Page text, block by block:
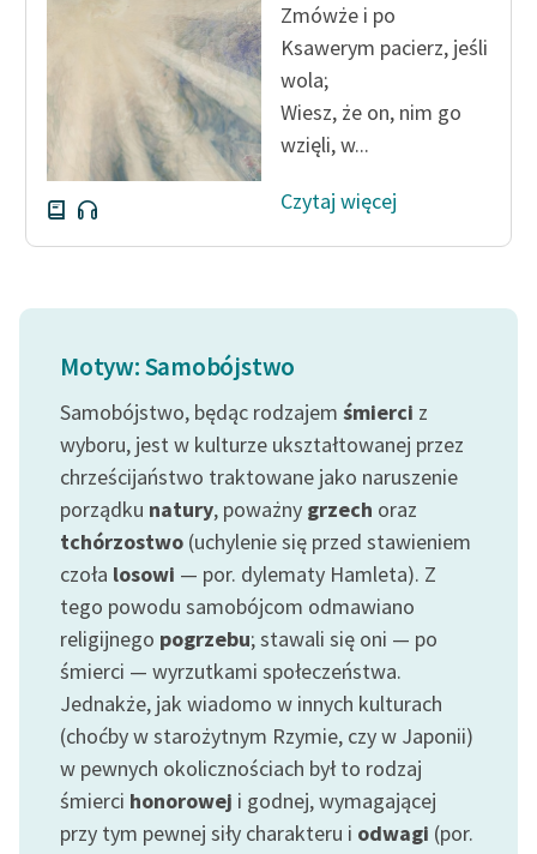
Zmówże i po
Ksawerym pacierz, jeśli
wola;
Wiesz, że on, nim go
wzięli, w...
Czytaj więcej
Motyw: Samobójstwo
Samobójstwo, będąc rodzajem śmierci z
wyboru, jest w kulturze ukształtowanej przez
chrześcijaństwo traktowane jako naruszenie
porządku natury, poważny grzech oraz
tchórzostwo (uchylenie się przed stawieniem
czoła losowi — por. dylematy Hamleta). Z
tego powodu samobójcom odmawiano
religijnego pogrzebu; stawali się oni — po
śmierci — wyrzutkami społeczeństwa.
Jednakże, jak wiadomo w innych kulturach
(choćby w starożytnym Rzymie, czy w Japonii)
w pewnych okolicznościach był to rodzaj
śmierci honorowej i godnej, wymagającej
przy tym pewnej siły charakteru i odwagi (por.